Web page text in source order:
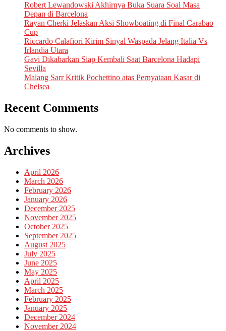
Robert Lewandowski Akhirnya Buka Suara Soal Masa
Depan di Barcelona
Rayan Cherki Jelaskan Aksi Showboating di Final Carabao
Cup
Riccardo Calafiori Kirim Sinyal Waspada Jelang Italia Vs
Irlandia Utara
Gavi Dikabarkan Siap Kembali Saat Barcelona Hadapi
Sevilla
Malang Sarr Kritik Pochettino atas Pernyataan Kasar di
Chelsea
Recent Comments
No comments to show.
Archives
April 2026
March 2026
February 2026
January 2026
December 2025
November 2025
October 2025
September 2025
August 2025
July 2025
June 2025
May 2025
April 2025
March 2025
February 2025
January 2025
December 2024
November 2024